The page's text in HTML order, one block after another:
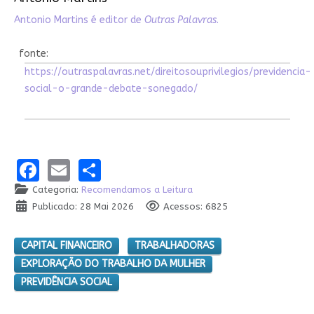
Antonio Martins é editor de Outras Palavras.
fonte:
https://outraspalavras.net/direitosouprivilegios/previdencia-
social-o-grande-debate-sonegado/
Facebook
EmailShare
Categoria: Recomendamos a Leitura
Publicado: 28 Mai 2026
Acessos: 6825
CAPITAL FINANCEIRO
TRABALHADORAS
EXPLORAÇÃO DO TRABALHO DA MULHER
PREVIDÊNCIA SOCIAL